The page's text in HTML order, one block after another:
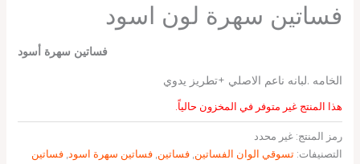
فساتين سهرة لون اسود
فساتين سهرة أسود
الخامه .لبانه ناعم الاصلي +تطريز يدوي
هذا المنتج غير متوفر في المخزون حالياً.
رمز المنتج: غير محدد
التصنيفات: تسوقي الوان الفساتين فساتين فساتين سهرة اسود فساتين